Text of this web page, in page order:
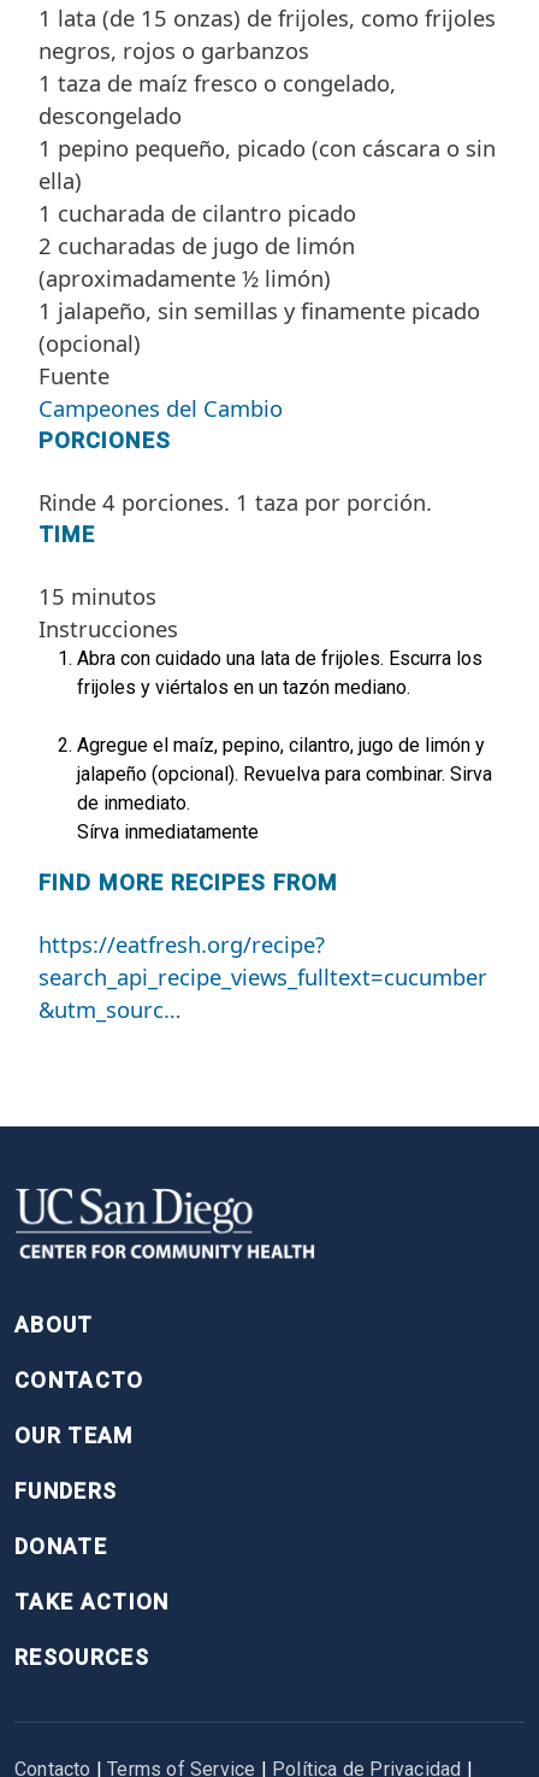
1 lata (de 15 onzas) de frijoles, como frijoles
negros, rojos o garbanzos
1 taza de maíz fresco o congelado,
descongelado
1 pepino pequeño, picado (con cáscara o sin
ella)
1 cucharada de cilantro picado
2 cucharadas de jugo de limón
(aproximadamente ½ limón)
1 jalapeño, sin semillas y finamente picado
(opcional)
Fuente
Campeones del Cambio
PORCIONES
Rinde 4 porciones. 1 taza por porción.
TIME
15 minutos
Instrucciones
Abra con cuidado una lata de frijoles. Escurra los
frijoles y viértalos en un tazón mediano.
Agregue el maíz, pepino, cilantro, jugo de limón y
jalapeño (opcional). Revuelva para combinar. Sirva
de inmediato.
Sírva inmediatamente
FIND MORE RECIPES FROM
https://eatfresh.org/recipe?
search_api_recipe_views_fulltext=cucumber
&utm_sourc…
ABOUT
CONTACTO
OUR TEAM
FUNDERS
DONATE
TAKE ACTION
RESOURCES
Contacto |Terms of Service | Política de Privacidad |